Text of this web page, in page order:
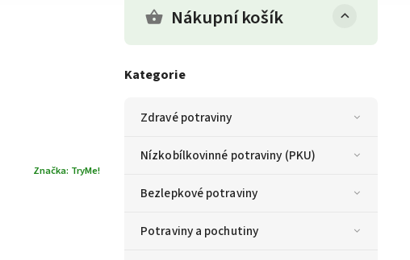
Nákupní košík
Kategorie
Zdravé potraviny
Nízkobílkovinné potraviny (PKU)
Bezlepkové potraviny
Potraviny a pochutiny
Značka: TryMe!